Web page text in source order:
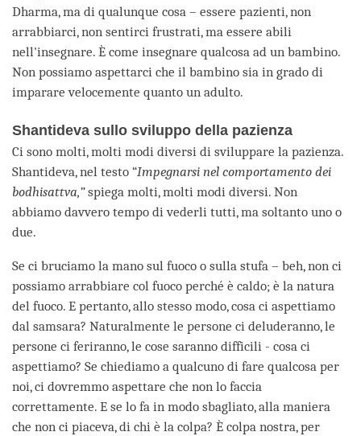
Dharma, ma di qualunque cosa – essere pazienti, non
arrabbiarci, non sentirci frustrati, ma essere abili
nell'insegnare. È come insegnare qualcosa ad un bambino.
Non possiamo aspettarci che il bambino sia in grado di
imparare velocemente quanto un adulto.
Shantideva sullo sviluppo della pazienza
Ci sono molti, molti modi diversi di sviluppare la pazienza.
Shantideva, nel testo “Impegnarsi nel comportamento dei
bodhisattva,”spiega molti, molti modi diversi. Non
abbiamo davvero tempo di vederli tutti, ma soltanto uno o
due.
Se ci bruciamo la mano sul fuoco o sulla stufa – beh, non ci
possiamo arrabbiare col fuoco perché è caldo; è la natura
del fuoco. E pertanto, allo stesso modo, cosa ci aspettiamo
dal samsara? Naturalmente le persone ci deluderanno, le
persone ci feriranno, le cose saranno difficili - cosa ci
aspettiamo? Se chiediamo a qualcuno di fare qualcosa per
noi, ci dovremmo aspettare che non lo faccia
correttamente. E se lo fa in modo sbagliato, alla maniera
che non ci piaceva, di chi è la colpa? È colpa nostra, per